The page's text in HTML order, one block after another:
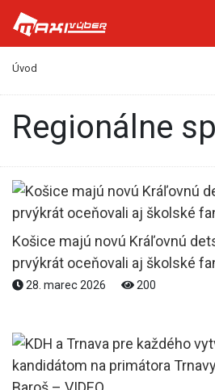
Úvod
Regionálne
Košice majú novú Kráľovnú
prvýkrát oceňovali aj školské
28. marec 2026 200